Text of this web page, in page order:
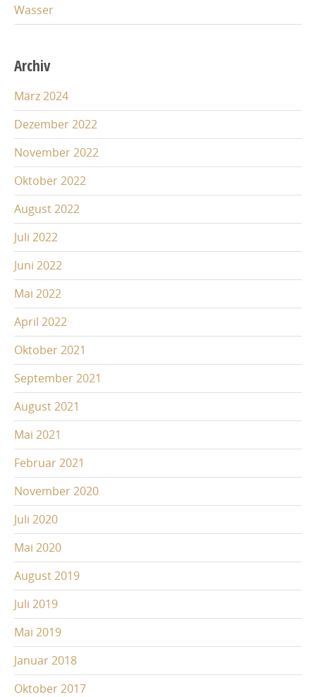
Wasser
Archiv
März 2024
Dezember 2022
November 2022
Oktober 2022
August 2022
Juli 2022
Juni 2022
Mai 2022
April 2022
Oktober 2021
September 2021
August 2021
Mai 2021
Februar 2021
November 2020
Juli 2020
Mai 2020
August 2019
Juli 2019
Mai 2019
Januar 2018
Oktober 2017